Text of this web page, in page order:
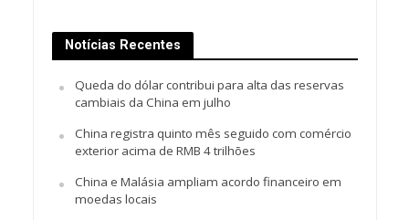
Notícias Recentes
Queda do dólar contribui para alta das reservas
cambiais da China em julho
China registra quinto mês seguido com comércio
exterior acima de RMB 4 trilhões
China e Malásia ampliam acordo financeiro em
moedas locais